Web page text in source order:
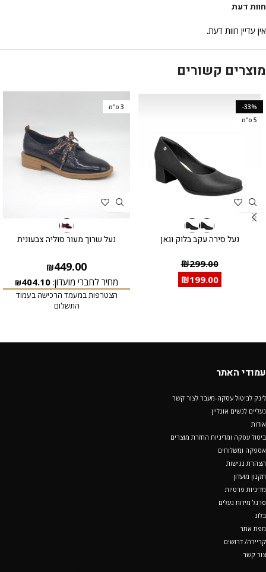
חוות דעת
אין עדיין חוות דעת.
מוצרים קשורים
-33%
5 ס"מ
נעל סירה עקב בלוק וגאן
₪299.00
₪199.00
3 ס"מ
נעל שרוך מעור סוליה צבעונית
₪449.00
מחיר לחברי מועדון: ₪404.10
הצטרפות במעמד הרכישה בעמוד
התשלום
עמודי האתר
לינק לביטול עסקה-מעבר לצור קשר
נעליים לנשים אונליין
אודות
ביטול עסקה ומדיניות החזרת מוצרים
אספקה ומשלוחים
הצהרת נגישות
תקנון מועדון
מדיניות פרטיות
סרגל מידות נעלים
בלוג
מפת אתר
קריירה/ דרושים
צור קשר